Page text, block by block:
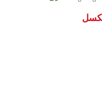
8 دوربین 2 مگاپیکسل